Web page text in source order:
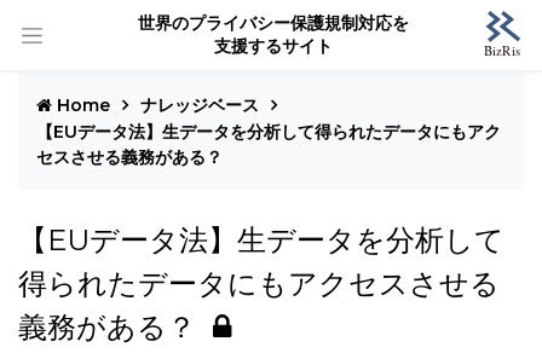
世界のプライバシー保護規制対応を
支援するサイト
Home
ナレッジベース
【EUデータ法】生データを分析して得られたデータにもアク
セスさせる義務がある？
【EUデータ法】生データを分析して
得られたデータにもアクセスさせる
義務がある？